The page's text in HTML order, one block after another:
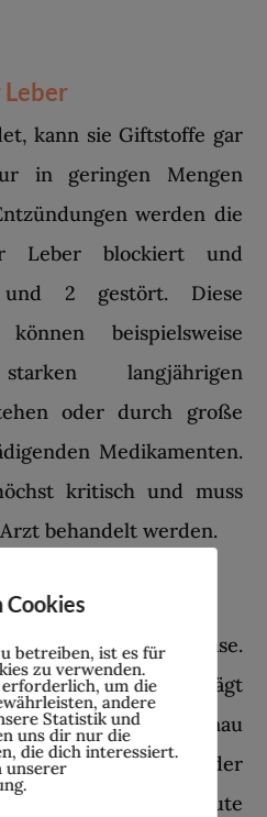
kann sie Giftstoffe gar
in geringen Mengen
werden die
Leber blockiert und
2 gestört. Diese
können beispielsweise
langjährigen
oder durch große
Medikamenten.
kritisch und muss
behandelt werden.
wir zur Gallenblase.
befestigt und trägt
Entgiftung bei. Genau
Gallensaft, der in der
ist. Er muss eine gute
betreiben, ist es für
zu verwenden.
erforderlich, um die
andere
Statistik und
uns dir nur die
die dich interessiert.
unserer